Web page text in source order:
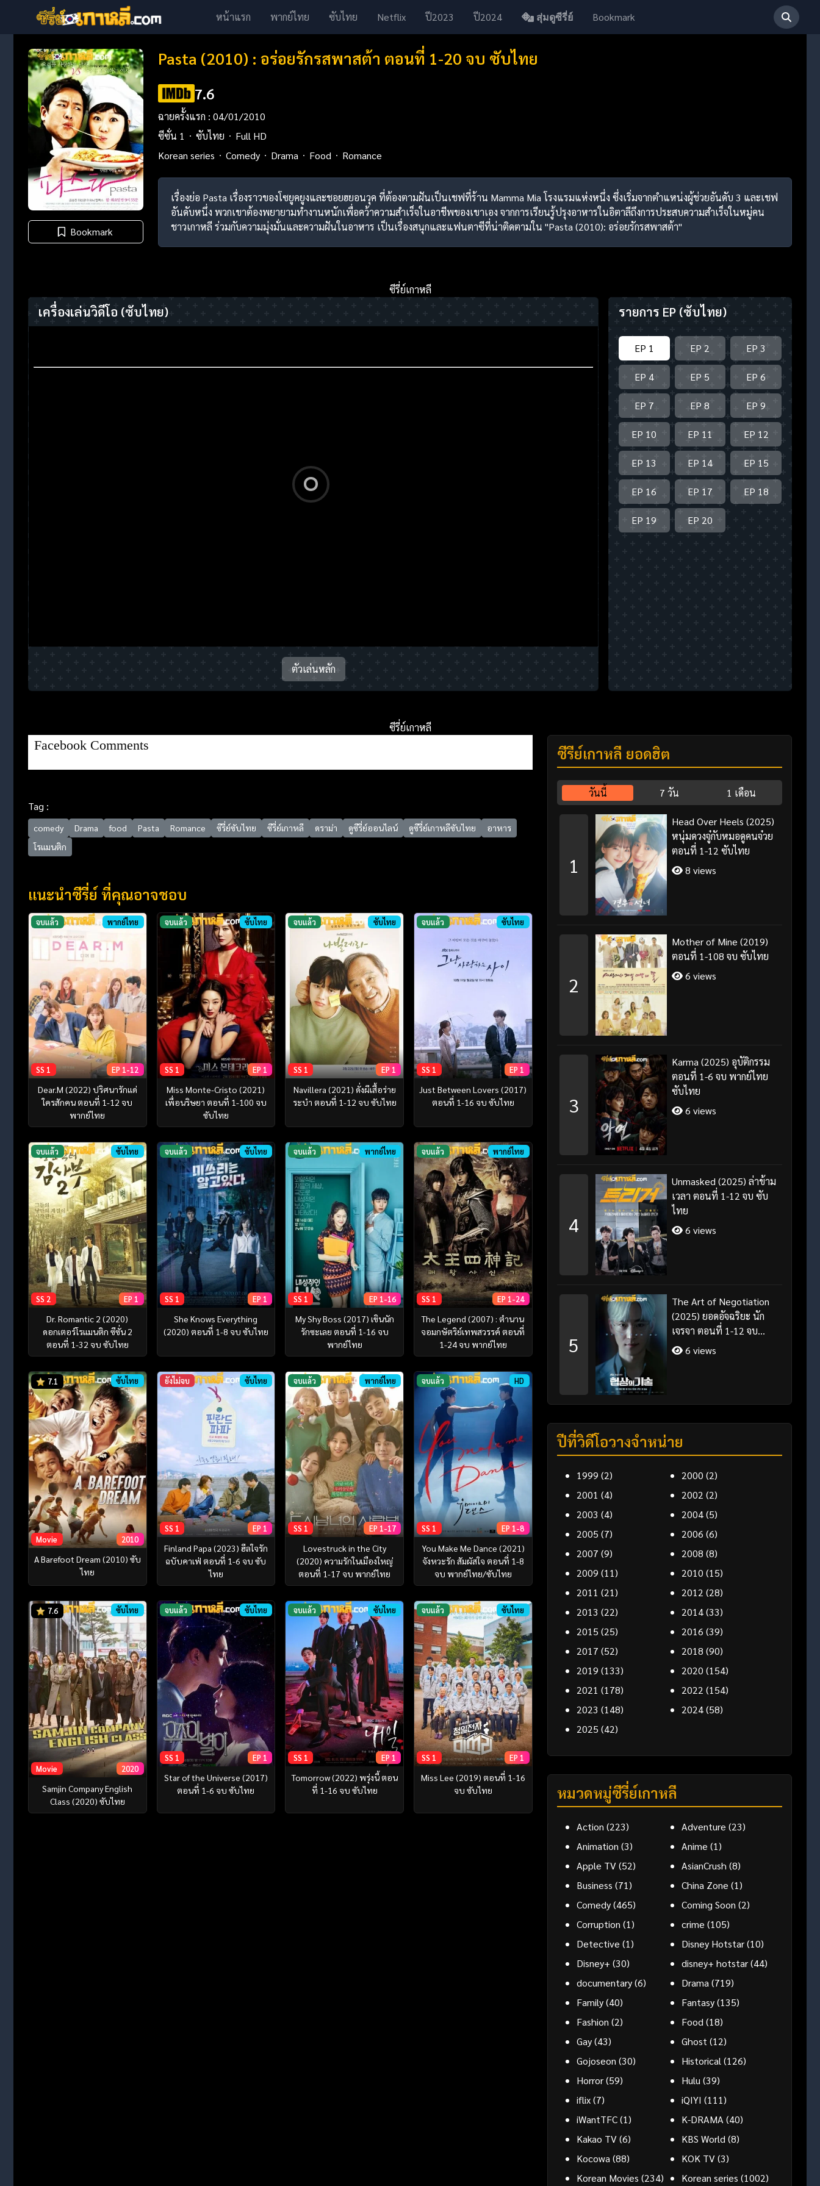
หน้าแรก พากย์ไทย ซับไทย Netflix ปี2023 ปี2024 สุ่มดูซีรี่ย์ Bookmark
Bookmark
Pasta (2010) : อร่อยรักรสพาสต้า ตอนที่ 1-20 จบ ซับไทย
7.6
ฉายครั้งแรก : 04/01/2010
ซีซั่น 1
ซับไทย
Full HD
Korean series
Comedy Drama Food Romance
เรื่องย่อ Pasta เรื่องราวของโซยูคยูงและชอยฮยอนวุค ที่ต้องตามฝันเป็นเชฟที่ร้าน Mamma Mia โรงแรมแห่งหนึ่ง ซึ่งเริ่มจากตำแหน่งผู้ช่วยอันดับ 3 และเชฟ
อันดับหนึ่ง พวกเขาต้องพยายามทำงานหนักเพื่อคว้าความสำเร็จในอาชีพของเขาเอง จากการเรียนรู้ปรุงอาหารในอิตาลีถึงการประสบความสำเร็จในหมู่คน
ชาวเกาหลี ร่วมกับความมุ่งมั่นและความฝันในอาหาร เป็นเรื่องสนุกและแฟนตาซีที่น่าติดตามใน "Pasta (2010): อร่อยรักรสพาสต้า"
ซีรี่ย์เกาหลี
เครื่องเล่นวิดีโอ (ซับไทย)
ตัวเล่นหลัก
รายการ EP (ซับไทย)
EP 1 EP 2 EP 3
EP 4 EP 5 EP 6
EP 7 EP 8 EP 9
EP 10 EP 11 EP 12
EP 13 EP 14 EP 15
EP 16 EP 17 EP 18
EP 19 EP 20
ซีรี่ย์เกาหลี
Facebook Comments
Tag :
comedy Drama food Pasta Romance ซีรี่ย์ซับไทย ซีรี่ย์เกาหลี ดราม่า ดูซีรี่ย์ออนไลน์ ดูซีรี่ย์เกาหลีซับไทย
อาหาร
โรแมนติก
แนะนำซีรี่ย์ ที่คุณอาจชอบ
จบแล้ว พากย์ไทย
SS 1 EP 1-12
Dear.M (2022) ปริศนารักแด่
ใครสักคน ตอนที่ 1-12 จบ
พากย์ไทย
จบแล้ว ซับไทย
SS 1 EP 1
Miss Monte-Cristo (2021)
เพื่อนริษยา ตอนที่ 1-100 จบ
ซับไทย
จบแล้ว ซับไทย
SS 1 EP 1
Navillera (2021) ดั่งผีเสื้อร่าย
ระบำ ตอนที่ 1-12 จบ ซับไทย
จบแล้ว ซับไทย
SS 1 EP 1
Just Between Lovers (2017)
ตอนที่ 1-16 จบ ซับไทย
จบแล้ว ซับไทย
SS 2 EP 1
Dr. Romantic 2 (2020)
ดอกเตอร์โรแมนติก ซีซั่น 2
ตอนที่ 1-32 จบ ซับไทย
จบแล้ว ซับไทย
SS 1 EP 1
She Knows Everything
(2020) ตอนที่ 1-8 จบ ซับไทย
จบแล้ว พากย์ไทย
SS 1 EP 1-16
My Shy Boss (2017) เขินนัก
รักซะเลย ตอนที่ 1-16 จบ
พากย์ไทย
จบแล้ว พากย์ไทย
SS 1 EP 1-24
The Legend (2007) : ตำนาน
จอมกษัตริย์เทพสวรรค์ ตอนที่
1-24 จบ พากย์ไทย
7.1 ซับไทย
Movie 2010
A Barefoot Dream (2010) ซับ
ไทย
ยังไม่จบ ซับไทย
SS 1 EP 1
Finland Papa (2023) ฮีลใจรัก
ฉบับคาเฟ่ ตอนที่ 1-6 จบ ซับ
ไทย
จบแล้ว พากย์ไทย
SS 1 EP 1-17
Lovestruck in the City
(2020) ความรักในเมืองใหญ่
ตอนที่ 1-17 จบ พากย์ไทย
จบแล้ว HD
SS 1 EP 1-8
You Make Me Dance (2021)
จังหวะรัก สัมผัสใจ ตอนที่ 1-8
จบ พากย์ไทย/ซับไทย
7.6 ซับไทย
Movie 2020
Samjin Company English
Class (2020) ซับไทย
จบแล้ว ซับไทย
SS 1 EP 1
Star of the Universe (2017)
ตอนที่ 1-6 จบ ซับไทย
จบแล้ว ซับไทย
SS 1 EP 1
Tomorrow (2022) พรุ่งนี้ ตอน
ที่ 1-16 จบ ซับไทย
จบแล้ว ซับไทย
SS 1 EP 1
Miss Lee (2019) ตอนที่ 1-16
จบ ซับไทย
ซีรี่ย์เกาหลี ยอดฮิต
วันนี้ 7 วัน 1 เดือน
1
Head Over Heels (2025)
หนุ่มดวงจู๋กับหมอดูคนจ๋วย
ตอนที่ 1-12 ซับไทย
8 views
2
Mother of Mine (2019)
ตอนที่ 1-108 จบ ซับไทย
6 views
3
Karma (2025) อุบัติกรรม
ตอนที่ 1-6 จบ พากย์ไทย
ซับไทย
6 views
4
Unmasked (2025) ล่าข้าม
เวลา ตอนที่ 1-12 จบ ซับ
ไทย
6 views
5
The Art of Negotiation
(2025) ยอดอัจฉริยะ นัก
เจรจา ตอนที่ 1-12 จบ
พากย์ไทย/ซับไทย
6 views
ปีที่วิดีโอวางจำหน่าย
1999 (2) 2000 (2)
2001 (4) 2002 (2)
2003 (4) 2004(5)
2005 (7) 2006 (6)
2007 (9) 2008 (8)
2009 (11) 2010 (15)
2011 (21) 2012 (28)
2013 (22) 2014(33)
2015 (25) 2016 (39)
2017 (52) 2018 (90)
2019 (133) 2020 (154)
2021 (178) 2022 (154)
2023 (148) 2024(58)
2025 (42)
หมวดหมู่ซีรี่ย์เกาหลี
Action (223) Adventure (23)
Animation (3) Anime (1)
Apple TV(52) AsianCrush (8)
Business (71) China Zone (1)
Comedy(465) Coming Soon (2)
Corruption (1) crime (105)
Detective (1) Disney Hotstar(10)
Disney+ (30) disney+ hotstar(44)
documentary(6) Drama(719)
Family(40) Fantasy(135)
Fashion (2) Food(18)
Gay(43) Ghost(12)
Gojoseon (30) Historical(126)
Horror(59) Hulu(39)
iflix(7) iQIYI (111)
iWantTFC(1) K-DRAMA(40)
Kakao TV(6) KBS World(8)
Kocowa(88) KOK TV(3)
Korean Movies (234) Korean series (1002)